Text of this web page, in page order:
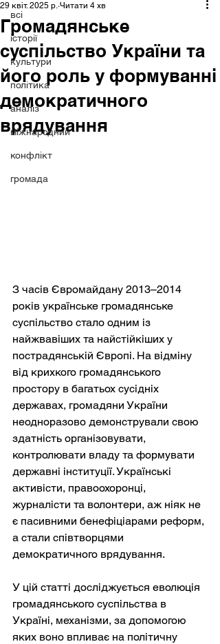
всі
історії
культури
політика
аналіз
міжнародний
конфлікт
громада
Громадянське
суспільство України та
його роль у формуванні
демократичного
врядування
29 квіт. 2025 р. Читати 4 хв
З часів Євромайдану 2013–2014
років українське громадянське
суспільство стало одним із
найжвавіших та найстійкіших у
пострадянській Європі. На відміну
від крихкого громадянського
простору в багатьох сусідніх
державах, громадяни України
неодноразово демонстрували свою
здатність організовувати,
контролювати владу та формувати
державні інституції. Українські
активісти, правоохоронці,
журналісти та волонтери, аж ніяк не
є пасивними бенефіціарами реформ,
а стали співтворцями
демократичного врядування.
У цій статті досліджується еволюція
громадянського суспільства в
Україні, механізми, за допомогою
яких воно впливає на політичну